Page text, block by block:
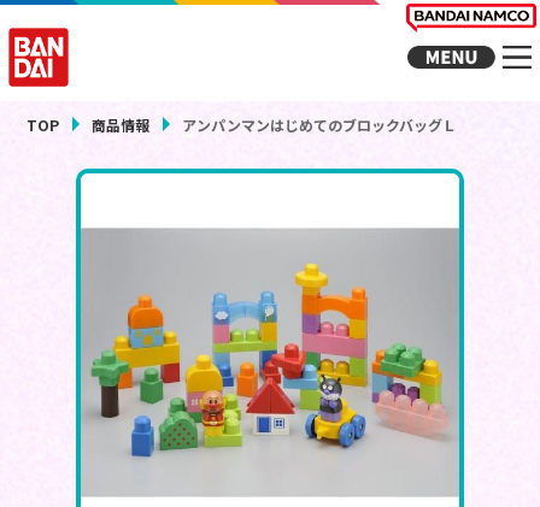
TOP 商品情報 アンパンマンはじめてのブロックバッグＬ